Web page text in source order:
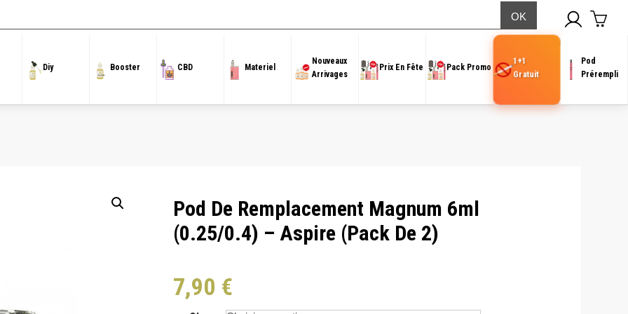
Diy Booster CBD Materiel
Nouveaux
Arrivages
Prix En Fête Pack Promo
1+1
Gratuit
Pod
Prérempli
Pod De Remplacement Magnum 6ml
(0.25/0.4) – Aspire (Pack De 2)
7,90 €